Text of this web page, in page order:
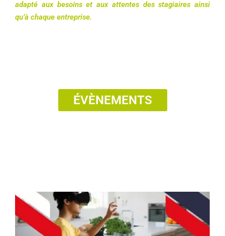
adapté aux besoins et aux attentes des stagiaires ainsi
qu’à chaque entreprise.
ÉVÈNEMENTS